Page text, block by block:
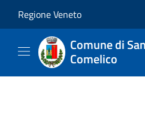
Regione Veneto
Comune di
Comelico